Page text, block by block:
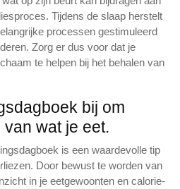
Tijdens de slaap herstelt
processen gestimuleerd
Zorg er dus voor dat je
te helpen bij het behalen van
bij om
wat je eet.
is een waardevolle tip
Door bewust te worden van
in je eetgewoonten en calorie-